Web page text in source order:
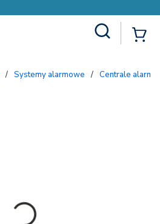
/ Systemy alarmowe / Centrale